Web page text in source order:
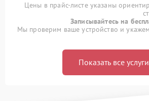
Цены в прайс-листе указаны
Записывайтесь на
Мы проверим ваше устройство и
Показать все услуги